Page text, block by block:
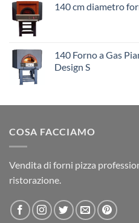
140 cm diametro
140 Forno a Gas
Design S
COSA FACCIAMO
Vendita di forni pizza
ristorazione.